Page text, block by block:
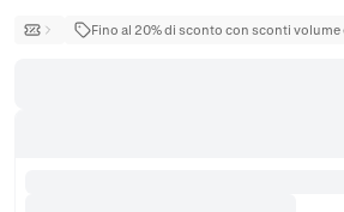
Fino al 20% di sconto con sconti volume